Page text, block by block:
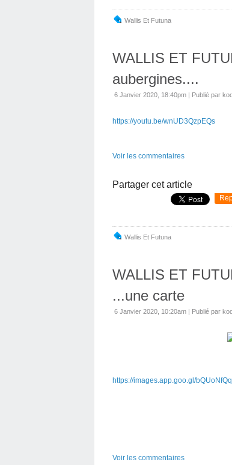
Wallis Et Futuna
WALLIS ET
aubergines....
6 Janvier 2020, 18:40pm | Publié par
https://youtu.be/wnUD3QzpEQs
Voir les commentaires
Partager cet article
Wallis Et Futuna
WALLIS ET
...une carte
6 Janvier 2020, 10:20am | Publié par
https://images.app.goo.gl/
Voir les commentaires